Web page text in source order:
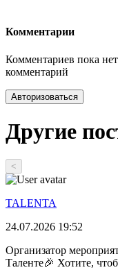
Комментарии
Комментариев пока
комментарий
Авторизоваться
Другие
<
TALENTA
24.07.2026 19:52
Организатор
Таленте🎉 Хотите,